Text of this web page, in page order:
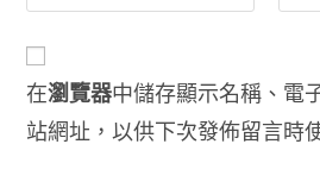
在瀏覽器中儲存顯示名稱、電
站網址，以供下次發佈留言時